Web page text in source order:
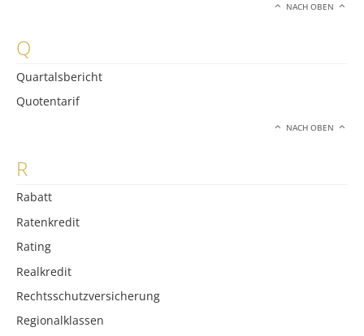
NACH OBEN
Q
Quartalsbericht
Quotentarif
NACH OBEN
R
Rabatt
Ratenkredit
Rating
Realkredit
Rechtsschutzversicherung
Regionalklassen